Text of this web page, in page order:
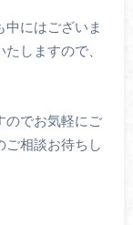
中にはございま
しますので、
のでお気軽にご
ご相談お待ちし